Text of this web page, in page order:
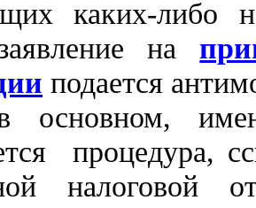
каких-либо
на
подается
основном,
процедура,
налоговой